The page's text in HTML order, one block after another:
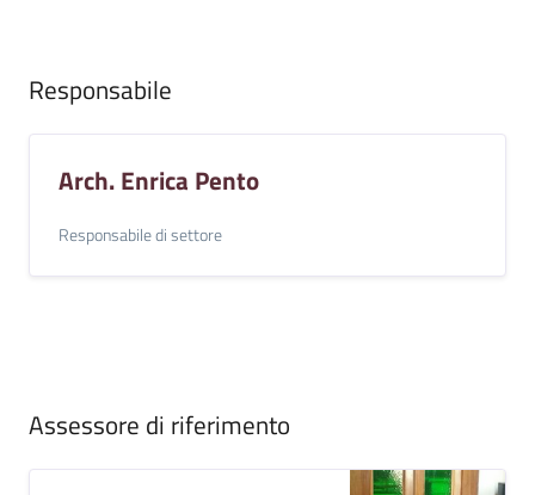
Responsabile
Arch. Enrica Pento
Responsabile di settore
Assessore di riferimento